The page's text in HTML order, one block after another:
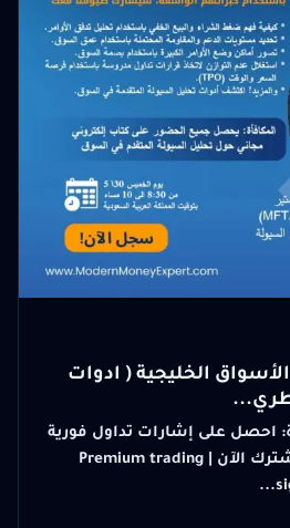
الخليجية ( ادوات
احصل على إشارات تداول فورية
للسوق السعودي — اشترك الآن | Premium trading